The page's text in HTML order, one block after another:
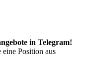
in Telegram!
eine Position aus